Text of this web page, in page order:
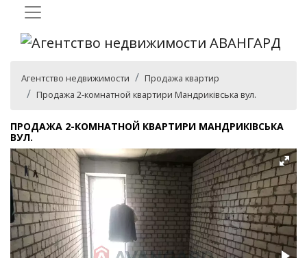
Агентство недвижимости
Продажа квартир
Продажа 2-комнатной квартири Мандриківська вул.
ПРОДАЖА 2-КОМНАТНОЙ КВАРТИРИ МАНДРИКІВСЬКА
ВУЛ.